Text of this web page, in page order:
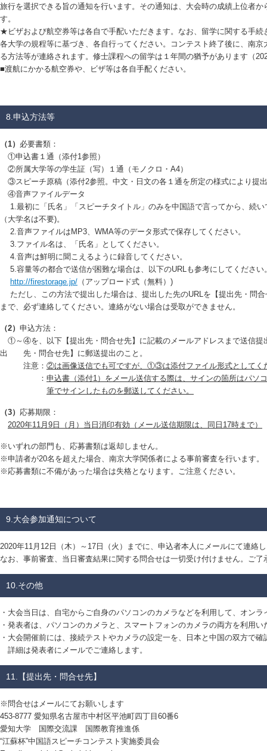
旅行を選択できる旨の通知を行います。その通知は、大会時の成績上位者
す。
★ビザおよび航空券等は各自で手配いただきます。なお、留学に関する手続
各大学の規程等に基づき、各自行ってください。コンテスト終了後に、南
る方法等が連絡されます。修士課程への留学は１年間の猶予があります（
■渡航にかかる航空券や、ビザ等は各自手配ください。
8.申込方法等
（1） 必要書類：
①申込書１通（添付1参照）
②所属大学等の学生証（写）１通（モノクロ・A4）
③スピーチ原稿（添付2参照。中文・日文の各１通を所定の様式により提
④音声ファイルデータ
1.最初に「氏名」「スピーチタイトル」のみを中国語で言ってから、続い
（大学名は不要)。
2.音声ファイルはMP3、WMA等のデータ形式で保存してください。
3.ファイル名は、「氏名」としてください。
4.音声は鮮明に聞こえるように録音してください。
5.容量等の都合で送信が困難な場合は、以下のURLも参考にしてください
http://firestorage.jp/ （アップロード式（無料）)
ただし、この方法で提出した場合は、提出した先のURLを【提出先・問
まで、必ず連絡してください。連絡がない場合は受取ができません。
（2） 申込方法：
①～④を、以下【提出先・問合せ先】に記載のメールアドレスまで送信
出 先・問合せ先】に郵送提出のこと。
注意： ②は画像送信でも可ですが、①③は添付ファイル形式としてく
： 申込書（添付1）をメール送信する際は、サインの箇所はパソ
筆でサインしたものを郵送してください。
（3） 応募期限：
2020年11月9日（月）当日消印有効（メール送信期限は、同日17時まで）
※いずれの部門も、応募書類は返却しません。
※申請者が20名を超えた場合、南京大学関係者による事前審査を行います。
※応募書類に不備があった場合は失格となります。ご注意ください。
9.大会参加通知について
2020年11月12日（木）～17日（火）までに、申込者本人にメールにて連絡
なお、事前審査、当日審査結果に関する問合せは一切受け付けません。ご了
10.その他
・大会当日は、自宅からご自身のパソコンのカメラなどを利用して、オン
・発表者は、パソコンのカメラと、スマートフォンのカメラの両方を利用い
・大会開催前には、接続テストやカメラの設定一を、日本と中国の双方で
詳細は発表者にメールでご連絡します。
11.【提出先・問合せ先】
※問合せはメールにてお願いします
453-8777 愛知県名古屋市中村区平池町四丁目60番6
愛知大学 国際交流課 国際教育推進係
“江蘇杯”中国語スピーチコンテスト実施委員会